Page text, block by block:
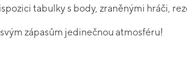
tabulky s body, zraněnými hráči,
zápasům jedinečnou atmosféru!